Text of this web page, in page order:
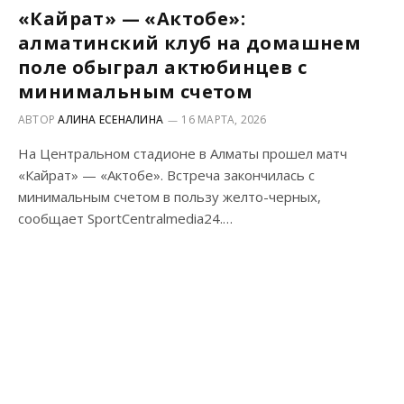
«Кайрат» — «Актобе»:
алматинский клуб на домашнем
поле обыграл актюбинцев с
минимальным счетом
АВТОРАЛИНА ЕСЕНАЛИНА 16 МАРТА, 2026
На Центральном стадионе в Алматы прошел матч
«Кайрат» — «Актобе». Встреча закончилась с
минимальным счетом в пользу желто-черных,
сообщает SportCentralmedia24.…